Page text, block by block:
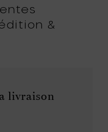
&
livraison